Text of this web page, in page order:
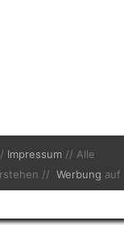
Impressum // Alle
// Werbung auf